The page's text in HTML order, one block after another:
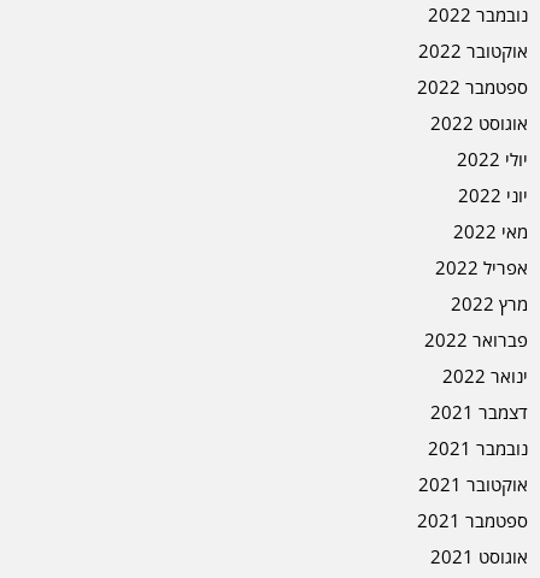
נובמבר 2022
אוקטובר 2022
ספטמבר 2022
אוגוסט 2022
יולי 2022
יוני 2022
מאי 2022
אפריל 2022
מרץ 2022
פברואר 2022
ינואר 2022
דצמבר 2021
נובמבר 2021
אוקטובר 2021
ספטמבר 2021
אוגוסט 2021